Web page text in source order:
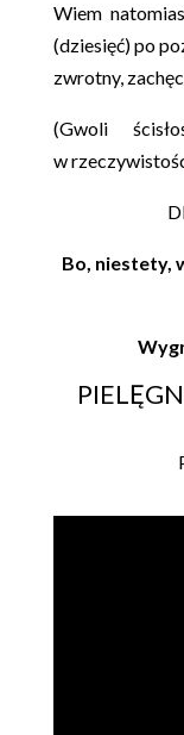
Wiem
(dziesięć) po
zwrotny,
(Gwoli
w
Bo, niestety,